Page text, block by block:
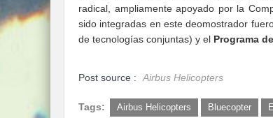
radical, ampliamente apoyado por la
sido integradas en este deomostrador
de tecnologías conjuntas) y el Programa
Post source : Airbus Helicopters
Tags: Airbus Helicopters Bluecopter